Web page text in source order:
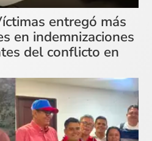
entregó más
en indemnizaciones
del conflicto en